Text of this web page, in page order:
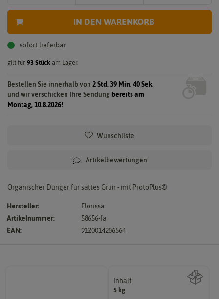
IN DEN WARENKORB
sofort lieferbar
gilt für 93 Stück am Lager.
Bestellen Sie innerhalb von 2 Std. 39 Min. 39 Sek.
und wir verschicken Ihre Sendung bereits am
Montag, 10.8.2026!
Wunschliste
Artikelbewertungen
Organischer Dünger für sattes Grün - mit ProtoPlus®
Hersteller:
Florissa
Artikelnummer:
58656-fa
EAN:
9120014286564
Inhalt
5 kg